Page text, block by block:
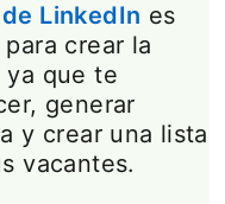
LinkedIn es
crear la
ya que te
generar
y crear una lista
vacantes.